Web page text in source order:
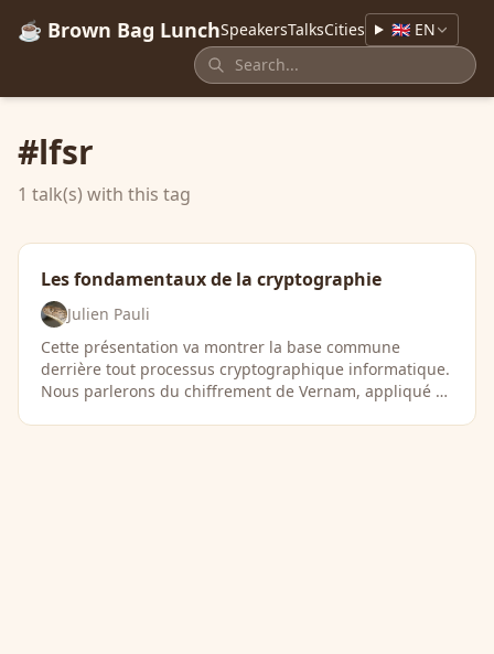
☕ Brown Bag LunchSpeakersTalksCities 🇬🇧 EN
#lfsr
1 talk(s) with this tag
Les fondamentaux de la cryptographie
Julien Pauli
Cette présentation va montrer la base commune
derrière tout processus cryptographique informatique.
Nous parlerons du chiffrement de Vernam, appliqué …